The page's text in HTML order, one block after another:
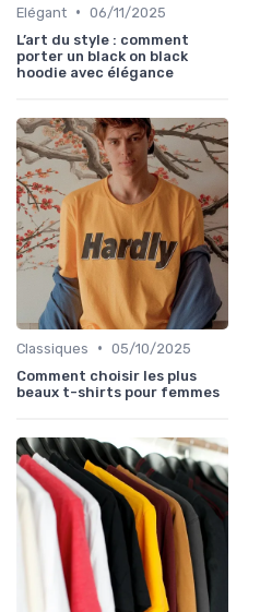
Elégant • 06/11/2025
L’art du style : comment
porter un black on black
hoodie avec élégance
Classiques • 05/10/2025
Comment choisir les plus
beaux t-shirts pour femmes